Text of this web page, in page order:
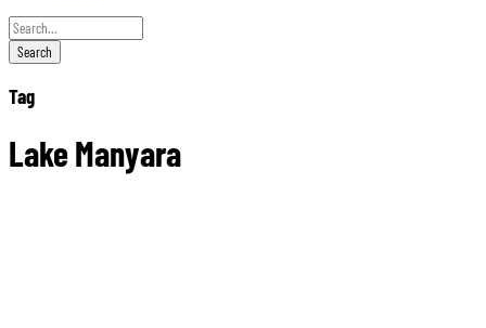
Tag
Lake Manyara